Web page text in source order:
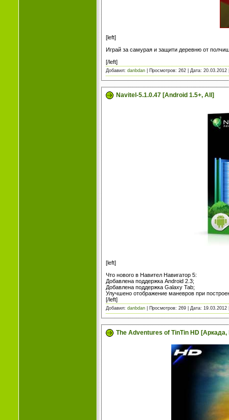
[left]
Играй за самурая и защити деревню от
[/left]
Добавил: danbdan | Просмотров: 262 | Дата: 20.03.2012
Navitel-5.1.0.47 [Android 1.5+, All]
[left]
Что нового в Навител Навигатор 5:
Добавлена поддержка Android 2.3;
Добавлена поддержка Galaxy Tab;
Улучшено отображение маневров при
[/left]
Добавил: danbdan | Просмотров: 269 | Дата: 19.03.2012
The Adventures of TinTin HD [Аркада,